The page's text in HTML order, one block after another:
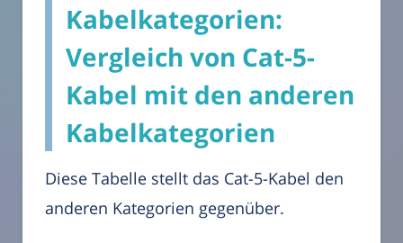
Kabelkategorien:
Vergleich von Cat-5-
Kabel mit den anderen
Kabelkategorien
Diese Tabelle stellt das Cat-5-Kabel den
anderen Kategorien gegenüber.